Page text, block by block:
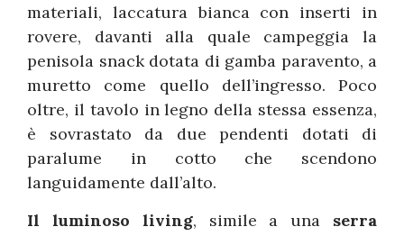
materiali, laccatura bianca con inserti in
rovere, davanti alla quale campeggia la
penisola snack dotata di gamba paravento, a
muretto come quello dell’ingresso. Poco
oltre, il tavolo in legno della stessa essenza,
è sovrastato da due pendenti dotati di
paralume in cotto che scendono
languidamente dall’alto.
Il luminoso living, simile a una serra